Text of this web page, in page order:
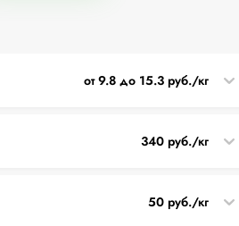
от 9.8 до 15.3 руб./кг
340 руб./кг
50 руб./кг